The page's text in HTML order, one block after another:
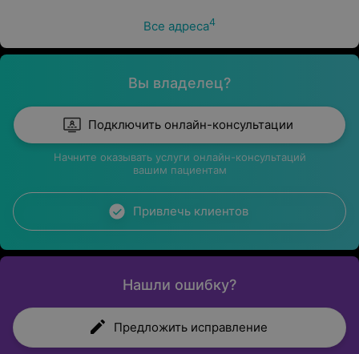
Все адреса4
Вы владелец?
Подключить онлайн-консультации
Начните оказывать услуги онлайн-консультаций
вашим пациентам
Привлечь клиентов
Нашли ошибку?
Предложить исправление